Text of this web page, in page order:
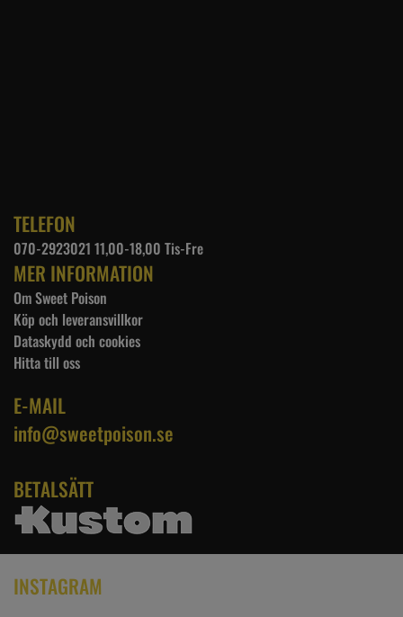
TELEFON
070-2923021 11,00-18,00 Tis-Fre
MER INFORMATION
Om Sweet Poison
Köp och leveransvillkor
Dataskydd och cookies
Hitta till oss
E-MAIL
info@sweetpoison.se
BETALSÄTT
INSTAGRAM